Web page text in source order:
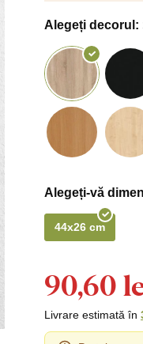
Alegeți decorul:
Alegeți-vă
44x26 cm
90,60
Livrare estimată în